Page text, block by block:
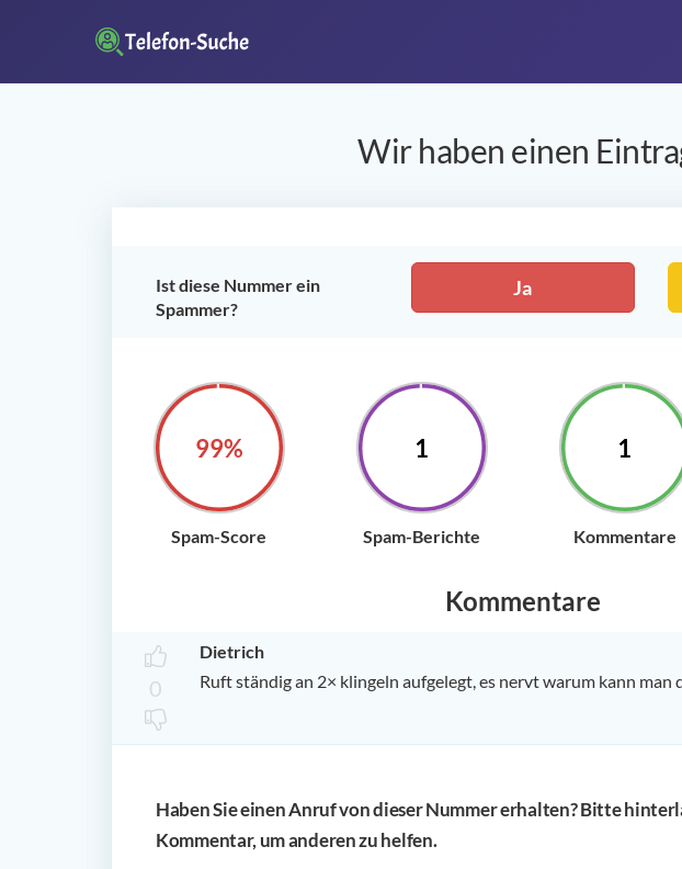
Wir haben einen
Ist diese Nummer ein
Spammer?
Ja
100%
Spam-Score
1
Spam-Berichte
1
Kommentare
Kommentare
0
Dietrich
Ruft ständig an 2× klingeln aufgelegt, es nervt warum kann man
Haben Sie einen Anruf von dieser Nummer erhalten? Bitte
Kommentar, um anderen zu helfen.